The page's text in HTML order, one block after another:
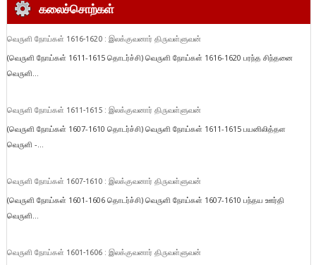
கலைச்சொற்கள்
வெருளி நோய்கள் 1616-1620 : இலக்குவனார் திருவள்ளுவன்
(வெருளி நோய்கள் 1611-1615 தொடர்ச்சி) வெருளி நோய்கள் 1616-1620 பரந்த சிந்தனை
வெருளி...
வெருளி நோய்கள் 1611-1615 : இலக்குவனார் திருவள்ளுவன்
(வெருளி நோய்கள் 1607-1610 தொடர்ச்சி) வெருளி நோய்கள் 1611-1615 பயனிலித்தள
வெருளி -...
வெருளி நோய்கள் 1607-1610 : இலக்குவனார் திருவள்ளுவன்
(வெருளி நோய்கள் 1601-1606 தொடர்ச்சி) வெருளி நோய்கள் 1607-1610 பந்தய ஊர்தி
வெருளி...
வெருளி நோய்கள் 1601-1606 : இலக்குவனார் திருவள்ளுவன்